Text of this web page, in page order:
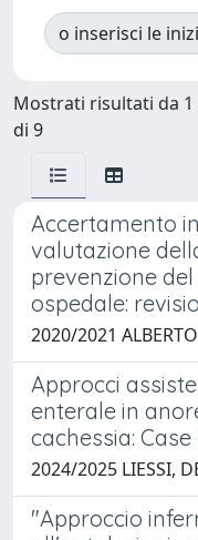
o inserisci le
Mostrati risultati da 1
di 9
Accertamento
valutazione
prevenzione
ospedale:
2020/2021
Approcci
enterale in
cachessia:
2024/2025 LIESSI,
"Approccio